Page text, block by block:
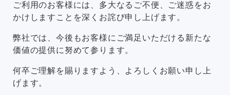
ご利用のお客様には、多大なるご不便、ご迷惑をお
かけしますことを深くお詫び申し上げます。
弊社では、今後もお客様にご満足いただける新たな
価値の提供に努めて参ります。
何卒ご理解を賜りますよう、よろしくお願い申し上
げます。